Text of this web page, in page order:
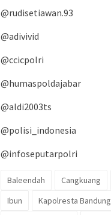
@rudisetiawan.93
@adivivid
@ccicpolri
@humaspoldajabar
@aldi2003ts
@polisi_indonesia
@infoseputarpolri
Baleendah Cangkuang
Ibun
Kapolresta Bandung